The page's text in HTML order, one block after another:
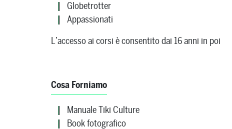
Globetrotter
Appassionati
L’accesso ai corsi è consentito dai 16 anni in poi
Cosa Forniamo
Manuale Tiki Culture
Book fotografico